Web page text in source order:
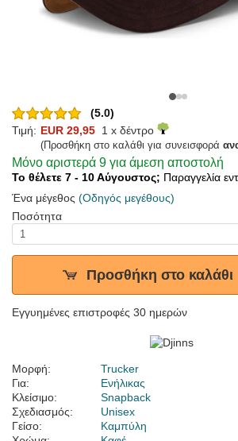
(5.0)
Τιμή: EUR 29,95 1 x δέντρο
(Προσθήκη στο καλάθι για συνεισφορά
Μόνο αριστερά 9 για άμεση αποστολή
Το θέλετε 7 - 10 Αύγουστος; Παραγγελία
Ένα μέγεθος (Οδηγός μεγέθους)
Ποσότητα
Προσθήκη στο καλάθι
Εγγυημένες επιστροφές 30 ημερών
Μορφή:
Trucker
Για:
Ενήλικας
Κλείσιμο:
Snapback
Σχεδιασμός:
Unisex
Γείσο:
Καμπύλη